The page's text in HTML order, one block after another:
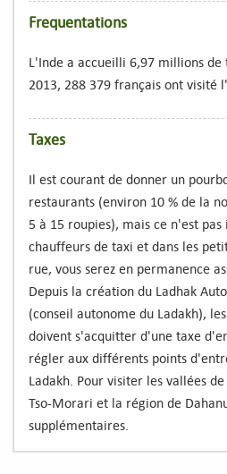
Frequentations
L'Inde a accueilli 6,97 millions de
2013, 288 379 français ont visité
Taxes
Il est courant de donner un
restaurants (environ 10 % de la
5 à 15 roupies), mais ce n'est
chauffeurs de taxi et dans les
rue, vous serez en permanence
Depuis la création du Ladhak
(conseil autonome du Ladakh),
doivent s'acquitter d'une taxe
régler aux différents points
Ladakh. Pour visiter les vallées
Tso-Morari et la région de
supplémentaires.